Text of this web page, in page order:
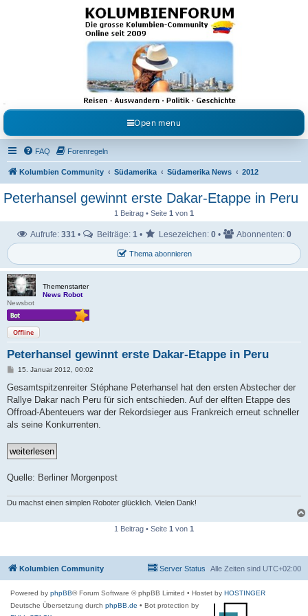
Kolumbienforum - Das
grosse Forum der
Freunde Kolumbiens
Reisen, Auswandern, Kultur, Politik, Geschichte und Visum in Kolumbien und Venezuela.
Austausch, Erfahrungen und Gemeinschaft im Kolumbienforum
Open menu
FAQ Forenregeln
Kolumbien Community Südamerika Südamerika News 2012
Peterhansel gewinnt erste Dakar-Etappe in Peru
1 Beitrag • Seite 1 von 1
Thema abonnieren
Aufrufe: 331 • Beiträge: 1 • Lesezeichen: 0 • Abonnenten: 0
Themenstarter
News Robot
Newsbot
Offline
Peterhansel gewinnt erste Dakar-Etappe in Peru
B
i
r
a
15. Januar 2012, 00:02
Gesamtspitzenreiter Stéphane Peterhansel hat den ersten Abstecher der
Rallye Dakar nach Peru für sich entschieden. Auf der elften Etappe des
Offroad-Abenteuers war der Rekordsieger aus Frankreich erneut schneller
als seine Konkurrenten.
Quelle: Berliner Morgenpost
Du machst einen simplen Roboter glücklich. Vielen Dank!
1 Beitrag • Seite 1 von 1
Kolumbien Community Alle Zeiten sind UTC+02:00
Server Status
Powered by phpBB® Forum Software © phpBB Limited • Hostet by HOSTINGER
Deutsche Übersetzung durch phpBB.de • Bot protection by